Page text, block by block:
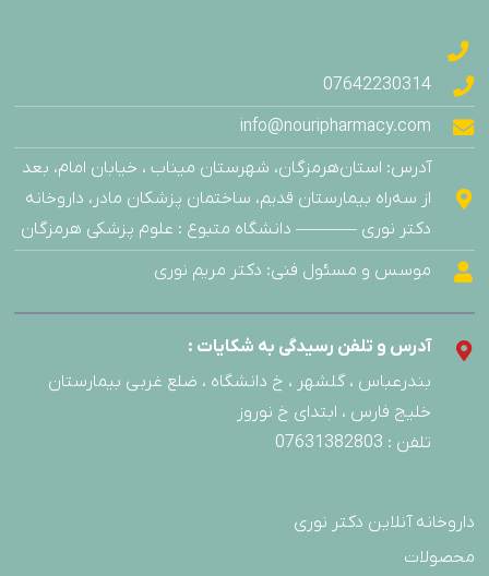
07642230314
info@nouripharmacy.com
آدرس: استان‌هرمزگان، شهرستان میناب ، خیابان امام، بعد
از سه‌راه بیمارستان قدیم، ساختمان پزشکان مادر، داروخانه
دکتر نوری ———– دانشگاه متبوع : علوم پزشکی هرمزگان
موسس و مسئول فنی: دکتر مریم نوری
آدرس و تلفن رسیدگی به شکایات :
بندرعباس ، گلشهر ، خ دانشگاه ، ضلع غربی بیمارستان
خلیج فارس ، ابتدای خ نوروز
تلفن : 07631382803
داروخانه آنلاین دکتر نوری
محصولات